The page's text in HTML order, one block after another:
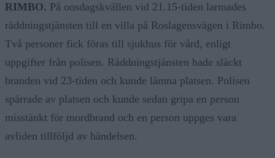
RIMBO. På onsdagskvällen vid 21.15-tiden larmades
räddningstjänsten till en villa på Roslagensvägen i Rimbo.
Två personer fick föras till sjukhus för vård, enligt
uppgifter från polisen. Räddningstjänsten hade släckt
branden vid 23-tiden och kunde lämna platsen. Polisen
spärrade av platsen och kunde sedan gripa en person
misstänkt för mordbrand och en person uppges vara
avliden tillföljd av händelsen.